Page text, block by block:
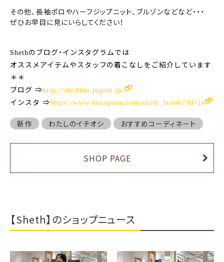
その他、長袖ポロやハーフジップニット、ブルゾンなどなど・・・
ぜひお早目に見にいらしてください！
Shethのブログ・インスタグラムでは
オススメアイテムやスタッフの着こなしをご紹介しています
＊＊
ブログ ⇒http://shethblo.jugem.jp/
インスタ ⇒https://www.instagram.com/sheth_brook/?hl=ja
新作 わたしのイチオシ おすすめコーディネート
SHOP PAGE
【Sheth】のショップニュース